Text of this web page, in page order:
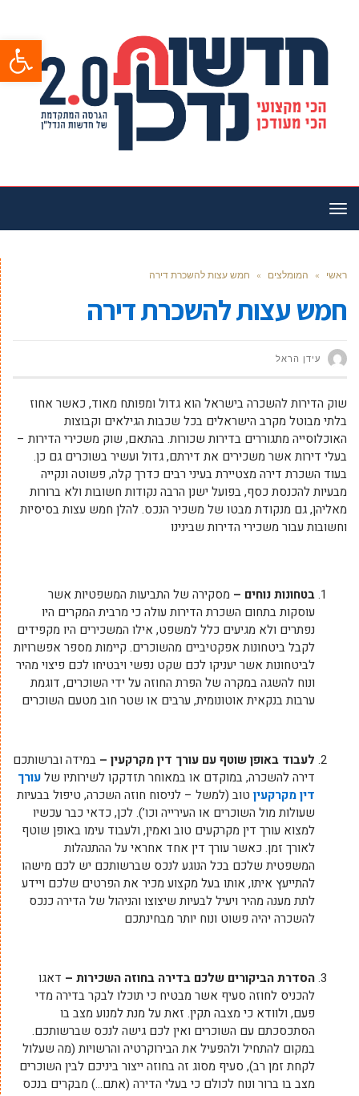
פתח
תפריט
ראשי » המומלצים » חמש עצות להשכרת דירה
חמש עצות להשכרת דירה
עידן הראל
שוק הדירות להשכרה בישראל הוא גדול ומפותח מאוד, כאשר אחוז
בלתי מבוטל מקרב הישראלים בכל שכבות הגילאים וקבוצות
האוכלוסייה מתגוררים בדירות שכורות. בהתאם, שוק משכירי הדירות –
בעלי דירות אשר משכירים את דירתם, גדול ועשיר בשוכרים גם כן.
בעוד השכרת דירה מצטיירת בעיני רבים כדרך קלה, פשוטה ונקייה
מבעיות להכנסת כסף, בפועל ישנן הרבה נקודות חשובות ולא ברורות
מאליהן, גם מנקודת מבטו של משכיר הנכס. להלן חמש עצות בסיסיות
וחשובות עבור משכירי הדירות שבינינו
בטחונות נוחים – מסקירה של התביעות המשפטיות אשר
עוסקות בתחום השכרת הדירות עולה כי מרבית המקרים היו
נפתרים ולא מגיעים כלל למשפט, אילו המשכירים היו מקפידים
לקבל ביטחונות אפקטיביים מהשוכרים. קיימות מספר אפשרויות
לביטחונות אשר יעניקו לכם שקט נפשי ויבטיחו לכם פיצוי מהיר
ונוח להשגה במקרה של הפרת החוזה על ידי השוכרים, דוגמת
ערבות בנקאית אוטונומית, ערבים או שטר חוב מטעם השוכרים
לעבוד באופן שוטף עם עורך דין מקרקעין – במידה וברשותכם
דירה להשכרה, במוקדם או במאוחר תזדקקו לשירותיו שלעורך
דין מקרקעין טוב (למשל – לניסוח חוזה השכרה, טיפול בבעיות
שעולות מול השוכרים או העירייה וכו’). לכן, כדאי כבר עכשיו
למצוא עורך דין מקרקעים טוב ואמין, ולעבוד עימו באופן שוטף
לאורך זמן. כאשר עורך דין אחד אחראי על ההתנהלות
המשפטית שלכם בכל הנוגע לנכס שברשותכם יש לכם מישהו
להתייעץ איתו, אותו בעל מקצוע מכיר את הפרטים שלכם ויידע
לתת מענה מהיר ויעיל לבעיות שיצוצו והניהול של הדירה כנכס
להשכרה יהיה פשוט ונוח יותר מבחינתכם
הסדרת הביקורים שלכם בדירה בחוזה השכירות – דאגו
להכניס לחוזה סעיף אשר מבטיח כי תוכלו לבקר בדירה מדי
פעם, ולוודא כי מצבה תקין. זאת על מנת למנוע מצב בו
הסתכסכתם עם השוכרים ואין לכם גישה לנכס שברשותכם.
במקום להתחיל ולהפעיל את הבירוקרטיה והרשויות (מה שעלול
לקחת זמן רב), סעיף מסוג זה בחוזה ייצור ביניכם לבין השוכרים
מצב בו ברור ונוח לכולם כי בעלי הדירה (אתם…) מבקרים בנכס